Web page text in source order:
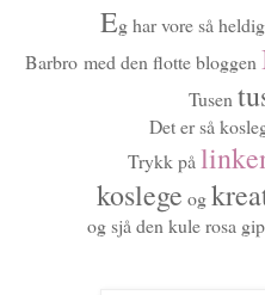
Eg har vore så
Barbro med den flotte bloggen
Tusen
Det er så
Trykk på
koslege og
og sjå den kule rosa